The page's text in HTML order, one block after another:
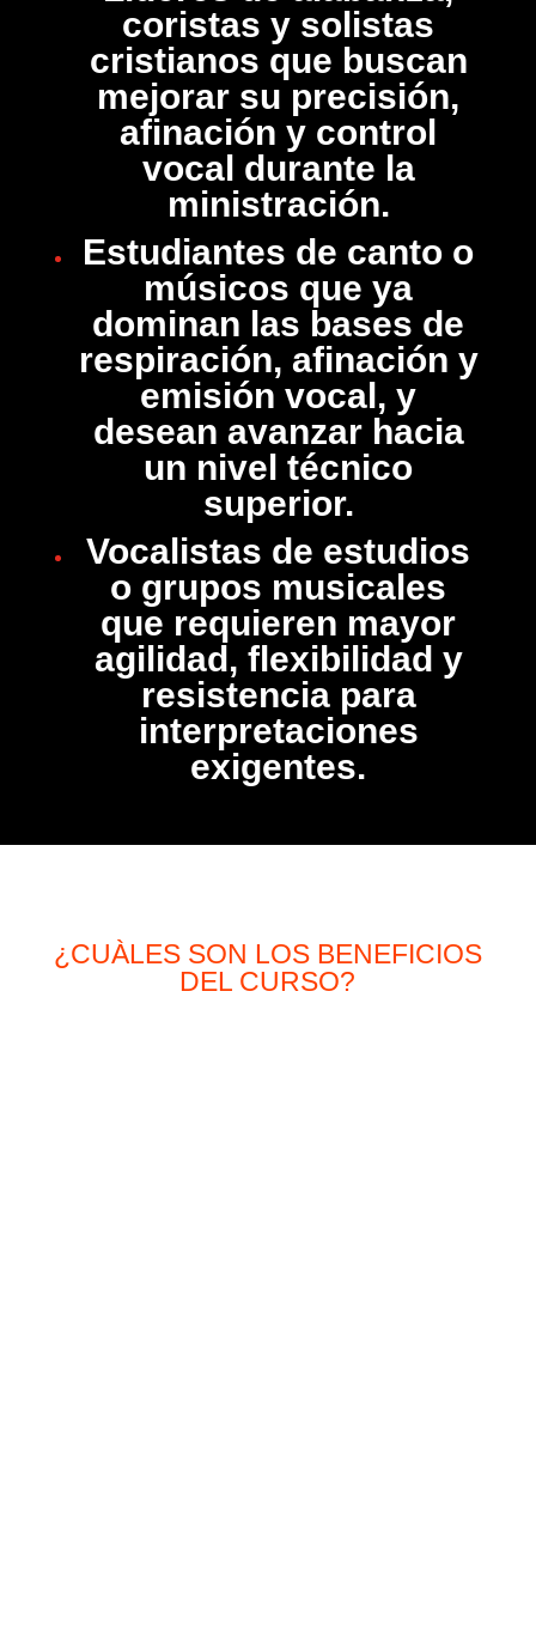
coristas y solistas
cristianos que buscan
mejorar su precisión,
afinación y control
vocal durante la
ministración.
Estudiantes de canto o
músicos que ya
dominan las bases de
respiración, afinación y
emisión vocal, y
desean avanzar hacia
un nivel técnico
superior.
Vocalistas de estudios
o grupos musicales
que requieren mayor
agilidad, flexibilidad y
resistencia para
interpretaciones
exigentes.
¿CUÀLES SON LOS BENEFICIOS
DEL CURSO?